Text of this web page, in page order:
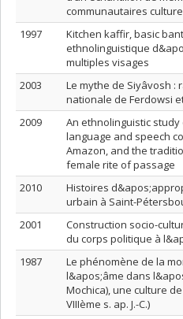
communautaires
1997
Kitchen kaffir, basic
ethnolinguistique
multiples visages
2003
Le mythe de Siyâvosh
nationale de Ferdowsi
2009
An ethnolinguistic study
language and speech
Amazon, and the
female rite of passage
2010
Histoires
urbain à Saint-
2001
Construction socio-
du corps politique à
1987
Le phénomène de la
l&apos;âme dans
Mochica), une culture
VIIIème s. ap. J.-C.)